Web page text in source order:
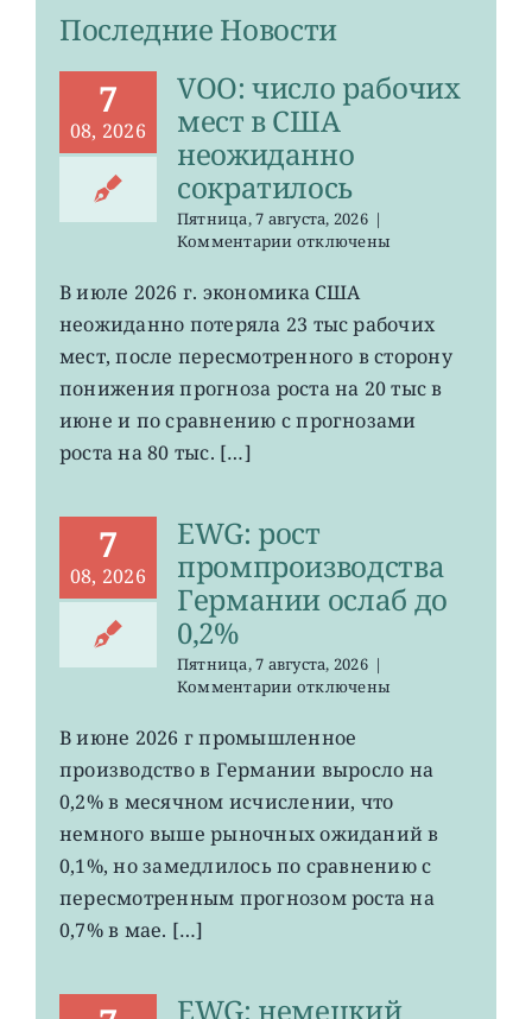
Последние Новости
7
08, 2026
VOO: число рабочих
мест в США
неожиданно
сократилось
Пятница, 7 августа, 2026 |
Комментариик
VOO:
рабочих
мест
США
неожиданно
отключены
В июле 2026 г. экономика США
неожиданно потеряла 23 тыс рабочих
мест, после пересмотренного в сторону
понижения прогноза роста на 20 тыс в
июне и по сравнению с прогнозами
роста на 80 тыс. […]
7
08, 2026
EWG: рост
промпроизводства
Германии ослаб до
0,2%
Пятница, 7 августа, 2026 |
Комментариик
EWG:
рост
промпроизводства
Германии
до
0,2%
отключены
В июне 2026 г промышленное
производство в Германии выросло на
0,2% в месячном исчислении, что
немного выше рыночных ожиданий в
0,1%, но замедлилось по сравнению с
пересмотренным прогнозом роста на
0,7% в мае. […]
EWG: немецкий